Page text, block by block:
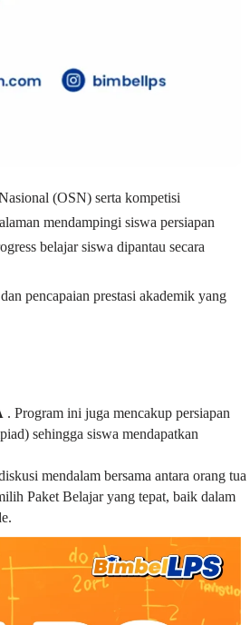
(OSN) serta kompetisi
mendampingi siswa persiapan
belajar siswa dipantau secara
pencapaian prestasi akademik yang
. Program ini juga mencakup persiapan
sehingga siswa mendapatkan
mendalam bersama antara orang tua
Paket Belajar yang tepat, baik dalam